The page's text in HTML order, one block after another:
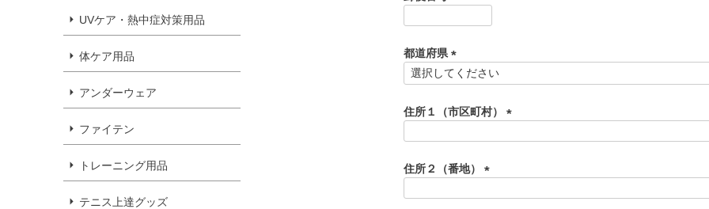
UVケア・熱中症対策用品
体ケア用品
アンダーウェア
ファイテン
トレーニング用品
テニス上達グッズ
)
須
)
都道府県
(
須
)
住所１（市区町村）
)
住所２（番地）